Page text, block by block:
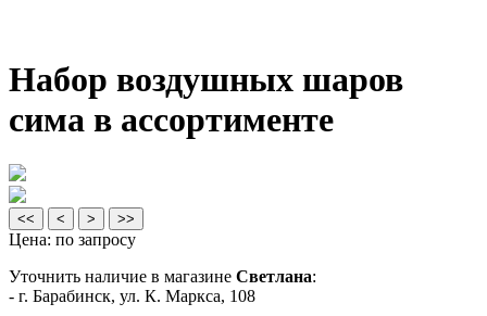
Набор воздушных шаров
сима в ассортименте
<< < > >>
Цена: по запросу
Уточнить наличие в магазине Светлана:
- г. Барабинск, ул. К. Маркса, 108